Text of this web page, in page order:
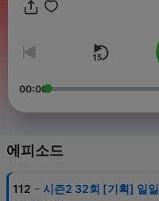
00:00
에피소드
112 - 시즌2 32회 [기획] 일